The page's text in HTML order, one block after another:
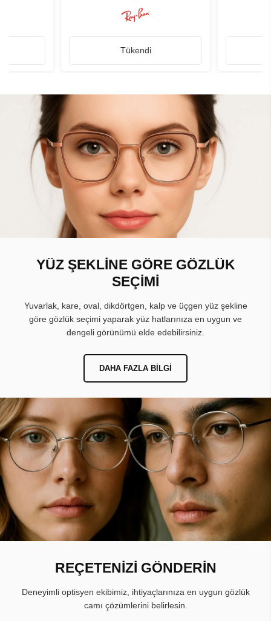
Tükendi
YÜZ ŞEKLİNE GÖRE GÖZLÜK
SEÇİMİ
Yuvarlak, kare, oval, dikdörtgen, kalp ve üçgen yüz şekline
göre gözlük seçimi yaparak yüz hatlarınıza en uygun ve
dengeli görünümü elde edebilirsiniz.
DAHA FAZLA BILGI
REÇETENİZİ GÖNDERİN
Deneyimli optisyen ekibimiz, ihtiyaçlarınıza en uygun gözlük
camı çözümlerini belirlesin.